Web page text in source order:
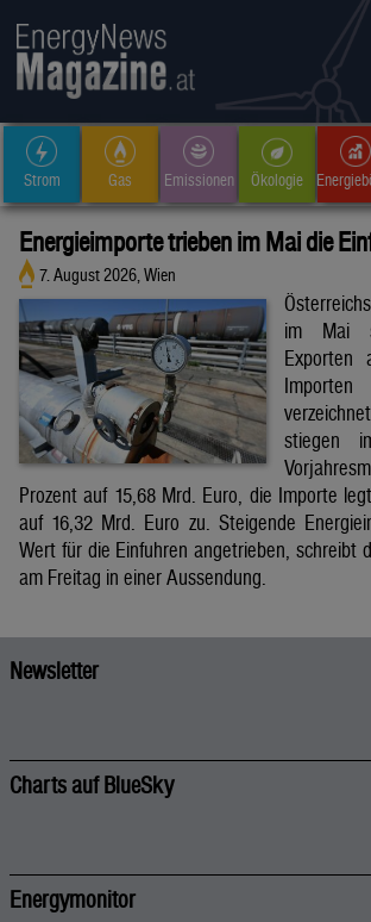
Strom Gas Emissionen Ökologie
Energieimporte trieben im Mai die
7. August 2026, Wien
im Mai
Exporten
stiegen
Prozent auf 15,68 Mrd. Euro, die Importe
auf 16,32 Mrd. Euro zu. Steigende
Wert für die Einfuhren angetrieben, schreibt
am Freitag in einer Aussendung.
Newsletter
Charts auf BlueSky
Energymonitor